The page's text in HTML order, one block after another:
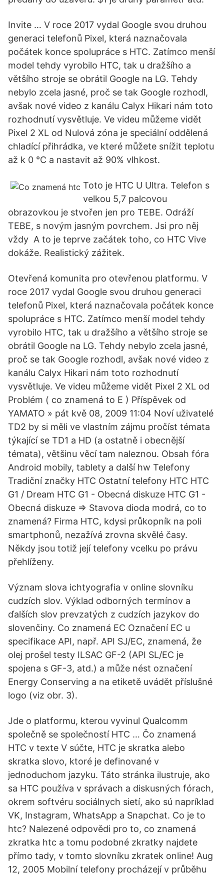
Invite … V roce 2017 vydal Google svou druhou
generaci telefonů Pixel, která naznačovala
počátek konce spolupráce s HTC. Zatímco menší
model tehdy vyrobilo HTC, tak u dražšího a
většího stroje se obrátil Google na LG. Tehdy
nebylo zcela jasné, proč se tak Google rozhodl,
avšak nové video z kanálu Calyx Hikari nám toto
rozhodnutí vysvětluje. Ve videu můžeme vidět
Pixel 2 XL od Nulová zóna je speciální oddělená
chladící přihrádka, ve které můžete snížit teplotu
až k 0 °C a nastavit až 90% vlhkost.
Toto je HTC U Ultra. Telefon s
velkou 5,7 palcovou
obrazovkou je stvořen jen pro TEBE. Odráží
TEBE, s novým jasným povrchem. Jsi pro něj
vždy A to je teprve začátek toho, co HTC Vive
dokáže. Realistický zážitek.
Otevřená komunita pro otevřenou platformu. V
roce 2017 vydal Google svou druhou generaci
telefonů Pixel, která naznačovala počátek konce
spolupráce s HTC. Zatímco menší model tehdy
vyrobilo HTC, tak u dražšího a většího stroje se
obrátil Google na LG. Tehdy nebylo zcela jasné,
proč se tak Google rozhodl, avšak nové video z
kanálu Calyx Hikari nám toto rozhodnutí
vysvětluje. Ve videu můžeme vidět Pixel 2 XL od
Problém ( co znamená to E ) Příspěvek od
YAMATO » pát kvě 08, 2009 11:04 Noví uživatelé
TD2 by si měli ve vlastním zájmu pročíst témata
týkající se TD1 a HD (a ostatně i obecnější
témata), většinu věcí tam naleznou. Obsah fóra
Android mobily, tablety a další hw Telefony
Tradiční značky HTC Ostatní telefony HTC HTC
G1 / Dream HTC G1 - Obecná diskuze HTC G1 -
Obecná diskuze ⇒ Stavova dioda modrá, co to
znamená? Firma HTC, kdysi průkopník na poli
smartphonů, nezažívá zrovna skvělé časy.
Někdy jsou totiž její telefony vcelku po právu
přehlíženy.
Význam slova ichtyografia v online slovníku
cudzích slov. Výklad odborných termínov a
ďalších slov prevzatých z cudzích jazykov do
slovenčiny. Co znamená EC Označení EC u
specifikace API, např. API SJ/EC, znamená, že
olej prošel testy ILSAC GF-2 (API SL/EC je
spojena s GF-3, atd.) a může nést označení
Energy Conserving a na etiketě uvádět příslušné
logo (viz obr. 3).
Jde o platformu, kterou vyvinul Qualcomm
společně se společností HTC … Čo znamená
HTC v texte V súčte, HTC je skratka alebo
skratka slovo, ktoré je definované v
jednoduchom jazyku. Táto stránka ilustruje, ako
sa HTC používa v správach a diskusných fórach,
okrem softvéru sociálnych sietí, ako sú napríklad
VK, Instagram, WhatsApp a Snapchat. Co je to
htc? Nalezené odpovědi pro to, co znamená
zkratka htc a tomu podobné zkratky najdete
přímo tady, v tomto slovníku zkratek online! Aug
12, 2005 Mobilní telefony procházejí v průběhu